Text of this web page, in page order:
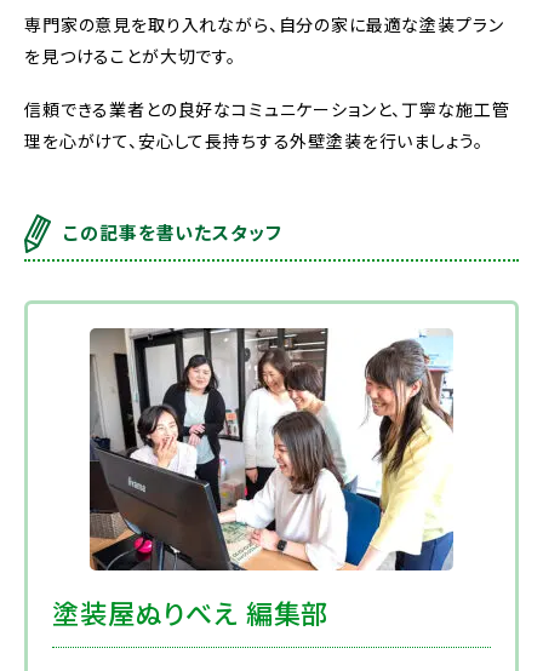
専門家の意見を取り入れながら、自分の家に最適な塗装プラン
を見つけることが大切です。
信頼できる業者との良好なコミュニケーションと、丁寧な施工管
理を心がけて、安心して長持ちする外壁塗装を行いましょう。
この記事を書いたスタッフ
塗装屋ぬりべえ 編集部